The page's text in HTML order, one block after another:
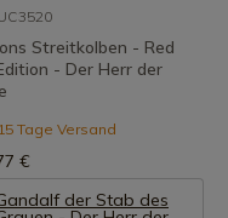
Streitkolben - Red
- Der Herr der
Tage Versand
€